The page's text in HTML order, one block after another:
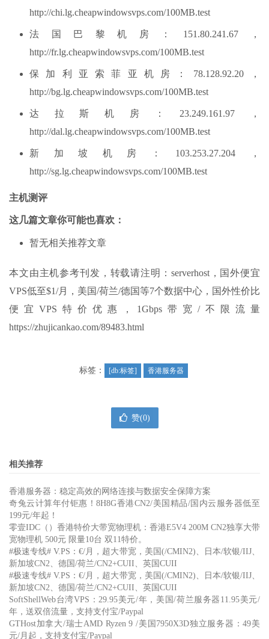
http://chi.lg.cheapwindowsvps.com/100MB.test
法国巴黎机房：151.80.241.67，
http://fr.lg.cheapwindowsvps.com/100MB.test
保加利亚索菲亚机房：78.128.92.20，
http://bg.lg.cheapwindowsvps.com/100MB.test
达拉斯机房：23.249.161.97，
http://dal.lg.cheapwindowsvps.com/100MB.test
新加坡机房：103.253.27.204，
http://sg.lg.cheapwindowsvps.com/100MB.test
主机测评
这几篇文章你可能也喜欢：
暂无相关推荐文章
本文由主机参考刊发，转载请注明：serverhost，国外便宜
VPS低至$1/月，美国/荷兰/德国等7个数据中心，国外性价比
便宜VPS特价优惠，1Gbps带宽/不限流量
https://zhujicankao.com/89483.html
标签： [db:标签] 香港服务器
赞(0)
相关推荐
香港服务器：稳定高效的网络连接与数据安全保障方案
奇兔云计算年付钜惠！8H8G香港CN2/美国精品/国内云服务器低至
199元/年起！
零壹IDC（）香港特价大带宽物理机：香港E5V4 200M CN2独享大带
宽物理机 500元 限量10台 双11特价。
#极速专线# V.PS：€/月，超大带宽，美国(/CMIN2)、日本/软银/IIJ、
新加坡CN2、德国/荷兰/CN2+CUII、英国CUII
#极速专线# V.PS：€/月，超大带宽，美国(/CMIN2)、日本/软银/IIJ、
新加坡CN2、德国/荷兰/CN2+CUII、英国CUII
SoftShellWeb台湾VPS：29.95美元/年，美国/荷兰服务器11.95美元/
年，送双倍流量，支持支付宝/Paypal
GTHost加拿大/瑞士AMD Ryzen 9 /美国7950X3D独立服务器：49美
元/月起，支持支付宝/Paypal